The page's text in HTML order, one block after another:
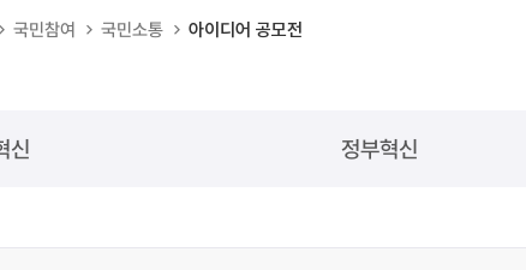
국민참여 국민소통 아이디어 공모전
신 정부혁신